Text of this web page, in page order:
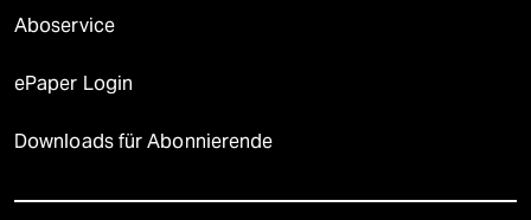
Aboservice
ePaper Login
Downloads für Abonnierende